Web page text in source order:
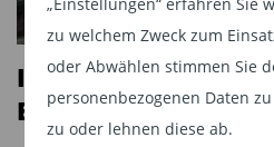
zu welchem Zweck zum
oder Abwählen stimmen Sie
personenbezogenen Daten
zu oder lehnen diese ab.
Zukunft fortgeschrieben werden,
investierte Summe möglicherweise
zurückerhalten. Die in dieser
geben die aktuelle persönliche
Ich empfehle den
Europe Small 200